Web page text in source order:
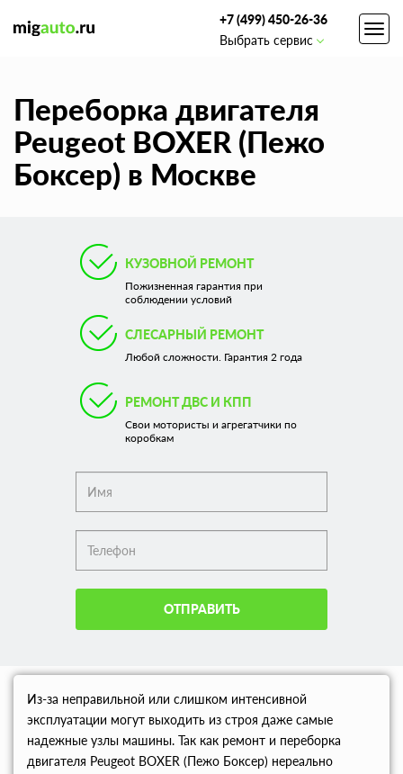
+7 (499) 450-26-36
Выбрать сервис
Переборка двигателя
Peugeot BOXER (Пежо
Боксер) в Москве
КУЗОВНОЙ РЕМОНТ
Пожизненная гарантия при
соблюдении условий
СЛЕСАРНЫЙ РЕМОНТ
Любой сложности. Гарантия 2 года
РЕМОНТ ДВС И КПП
Свои мотористы и агрегатчики по
коробкам
ОТПРАВИТЬ
Из-за неправильной или слишком интенсивной
эксплуатации могут выходить из строя даже самые
надежные узлы машины. Так как ремонт и переборка
двигателя Peugeot BOXER (Пежо Боксер) нереально